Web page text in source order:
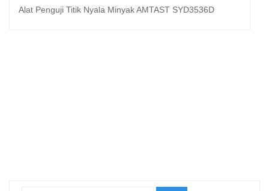
Alat Penguji Titik Nyala Minyak AMTAST SYD3536D